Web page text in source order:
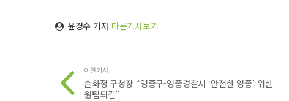
윤경수 기자 다른기사보기
이전기사
손화정 구청장 “영종구-영종경찰서 ‘안전한 영종’ 위한
원팀되길”